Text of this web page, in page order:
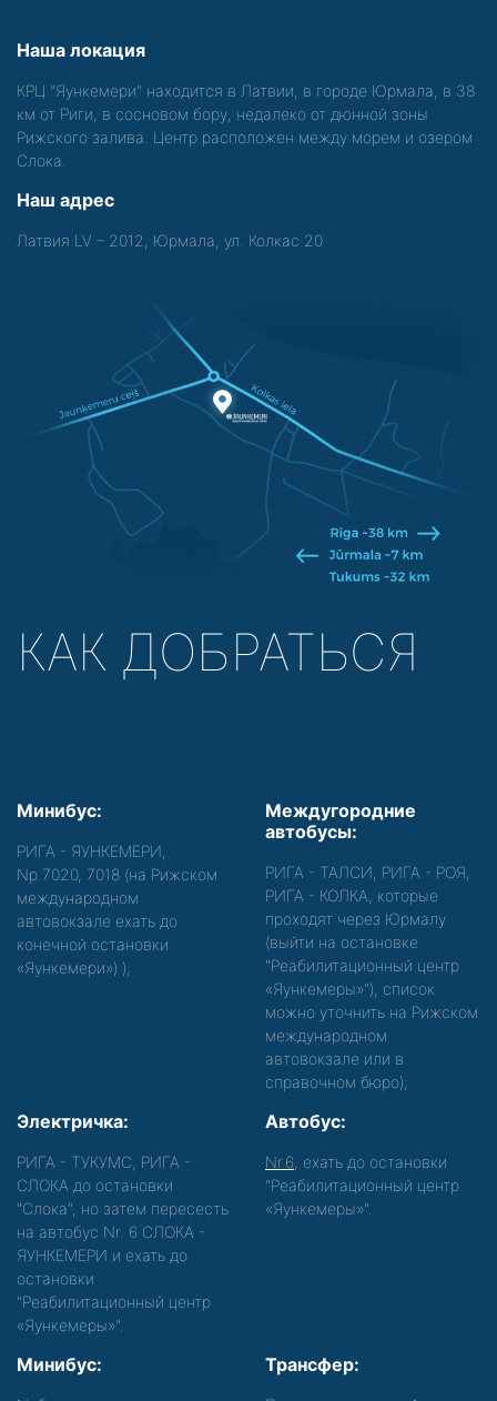
Наша локация
КРЦ "Яункемери" находится в Латвии, в городе Юрмала, в 38
км от Риги, в сосновом бору, недалеко от дюнной зоны
Рижского залива. Центр расположен между морем и озером
Слока.
Наш адрес
Латвия LV – 2012, Юрмала, ул. Колкас 20
КАК ДОБРАТЬСЯ
Минибус:
РИГА - ЯУНКЕМЕРИ,
Nр.7020, 7018 (на Рижском
международном
автовокзале ехать до
конечной остановки
«Яункемери») );
Междугородние
автобусы:
РИГА - ТАЛСИ, РИГА - РОЯ,
РИГА - КОЛКА, которые
проходят через Юрмалу
(выйти на остановке
"Реабилитационный центр
«Яункемеры»"), список
можно уточнить на Рижском
международном
автовокзале или в
справочном бюро);
Электричка:
РИГА - ТУКУМС, РИГА -
СЛОКА до остановки
"Слока", но затем пересесть
на автобус Nr. 6 СЛОКА -
ЯУНКЕМЕРИ и ехать до
остановки
"Реабилитационный центр
«Яункемеры»".
Автобус:
Nr.6 , ехать до остановки
"Реабилитационный центр
«Яункемеры»".
Минибус: Трансфер: